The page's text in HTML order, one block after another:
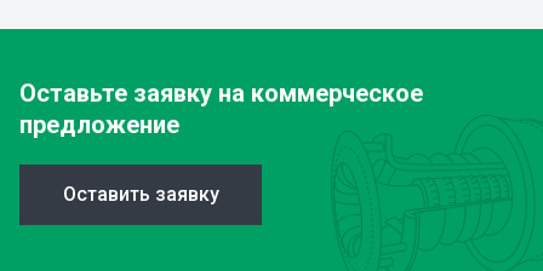
Оставьте заявку на коммерческое
предложение
Оставить заявку